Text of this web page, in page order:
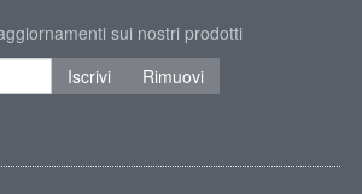
sui nostri prodotti
Iscrivi
Rimuovi